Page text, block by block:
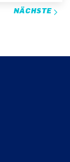
NÄCHSTE